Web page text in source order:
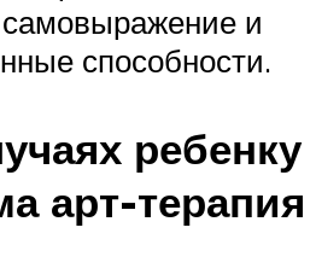
самовыражение и
способности.
ребенку
арт-терапия